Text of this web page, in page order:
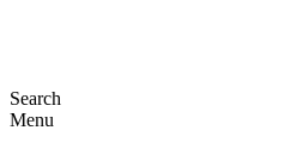
Search
Menu